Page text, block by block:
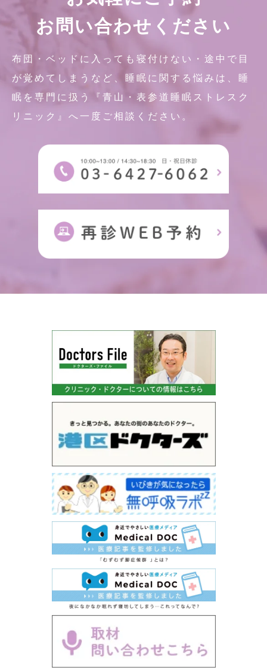
お問い合わせください
布団・ベッドに入っても寝付けない・途中で目
が覚めてしまうなど、睡眠に関する悩みは、睡
眠を専門に扱う『青山・表参道睡眠ストレスク
リニック』へ一度ご相談ください。